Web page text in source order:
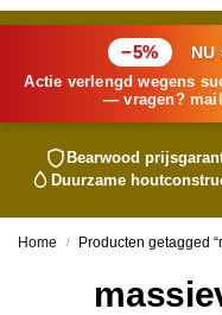
−5% NU
Actie verlengd wegens
— vragen?
Bearwood
Duurzame
Home / Producten getagged